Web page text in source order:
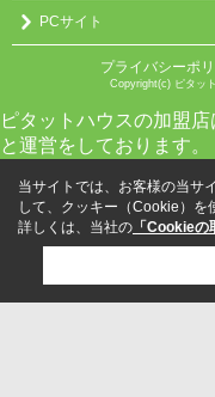
PCサイト
プライバシーポ
Copyright(c) ピタッ
ピタットハウスの加盟
と運営をしております。
当サイトでは、お客様の当サ
して、クッキー（Cookie）を
詳しくは、当社の 「Cookieの